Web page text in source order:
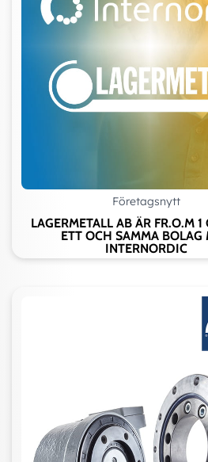
Företagsnytt
LAGERMETALL AB ÄR FR.O.M
ETT OCH SAMMA BOLAG
INTERNORDIC